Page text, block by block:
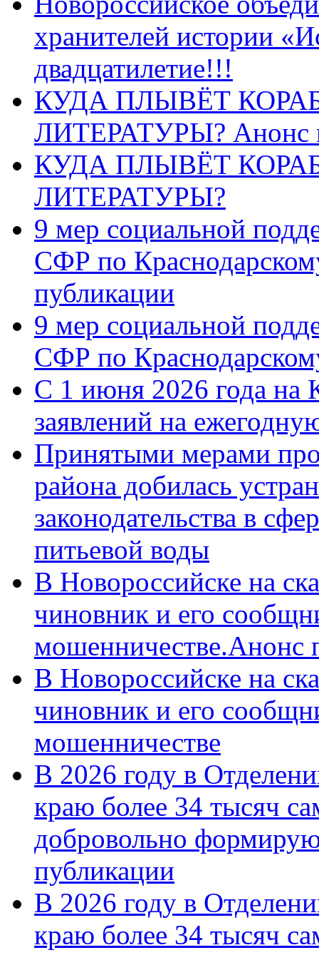
хранителей истории
двадцатилетие!!!
КУДА ПЛЫВЁТ
ЛИТЕРАТУРЫ? Анонс
КУДА ПЛЫВЁТ
ЛИТЕРАТУРЫ?
9 мер социальной
СФР по
публикации
9 мер социальной
СФР по
С 1 июня 2026 года на
заявлений на
Принятыми мерами
района добилась
законодательства в
питьевой воды
В Новороссийске на
чиновник и его
мошенничестве.Анонс
В Новороссийске на
чиновник и его
мошенничестве
В 2026 году в
краю более 34 тысяч
добровольно
публикации
В 2026 году в
краю более 34 тысяч